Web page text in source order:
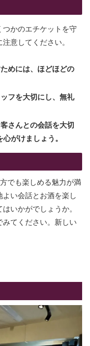
かのエチケットを守
意してください。
めには、ほどほどの
フを大切にし、無礼
さんとの会話を大切
がけましょう。
でも楽しめる魅力が満
い会話とお酒を楽し
いかがでしょうか。
てください。新しい